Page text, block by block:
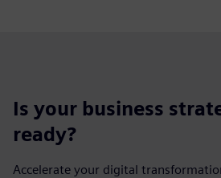
Is your business
ready?
Accelerate your digital